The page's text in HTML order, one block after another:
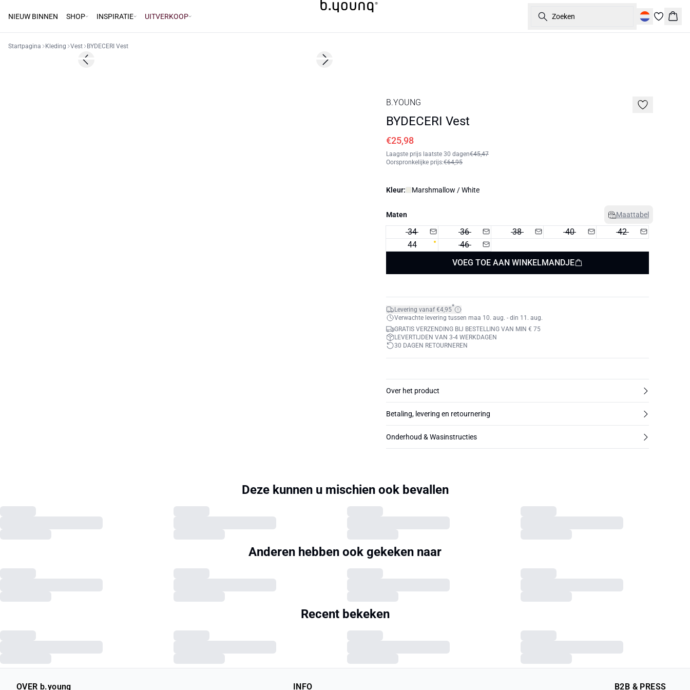
NIEUW BINNEN SHOP INSPIRATIE UITVERKOOP Zoeken
Startpagina Kleding Vest BYDECERI Vest
60%Previous slide Next slide
B.YOUNG
BYDECERI Vest
€25,98
Laagste prijs laatste 30 dagen€45,47
Oorspronkelijke prijs:€64,95
Kleur: Marshmallow / White
Maten Maattabel
34 36 38 40
42
44
46
VOEG TOE AAN WINKELMANDJE
Levering vanaf €4,95*
Verwachte levering tussen maa 10. aug. - din 11. aug.
GRATIS VERZENDING BIJ BESTELLING VAN MIN € 75
LEVERTIJDEN VAN 3-4 WERKDAGEN
30 DAGEN RETOURNEREN
Over het product
Betaling, levering en retournering
Onderhoud & Wasinstructies
Deze kunnen u mischien ook bevallen
Anderen hebben ook gekeken naar
Recent bekeken
OVER b.young INFO B2B & PRESS